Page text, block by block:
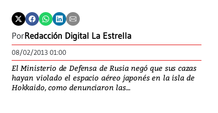
PorRedacción Digital La Estrella
08/02/2013 01:00
El Ministerio de Defensa de Rusia negó que sus cazas
hayan violado el espacio aéreo japonés en la isla de
Hokkaido, como denunciaron las...